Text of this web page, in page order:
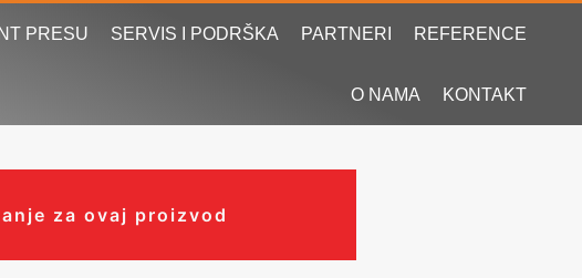
PRESU SERVIS I PODRŠKA PARTNERI REFERENCE
O NAMA KONTAKT
za ovaj proizvod